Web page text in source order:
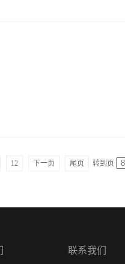
12 下一页 尾页 转到页
联系我们